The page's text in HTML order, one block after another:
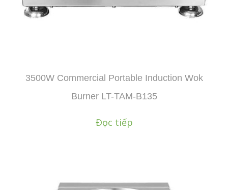
3500W Commercial Portable Induction Wok
Burner LT-TAM-B135
Đọc tiếp